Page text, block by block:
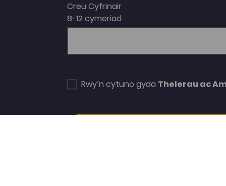
Creu Cyfrinair
8-12 cymeriad
Rwy’n cytuno gyda Thelerau ac